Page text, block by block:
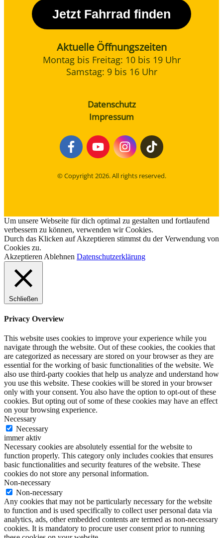
Jetzt Fahrrad finden
Aktuelle Öffnungszeiten
Montag bis Freitag: 10 bis 19 Uhr
Samstag: 9 bis 16 Uhr
Datenschutz
Impressum
© Copyright2026. All rights reserved.
Um unsere Webseite für dich optimal zu gestalten und fortlaufend
verbessern zu können, verwenden wir Cookies.
Durch das Klicken auf Akzeptieren stimmst du der Verwendung von
Cookies zu.
Akzeptieren Ablehnen Datenschutzerklärung
Schließen
Privacy Overview
This website uses cookies to improve your experience while you
navigate through the website. Out of these cookies, the cookies that
are categorized as necessary are stored on your browser as they are
essential for the working of basic functionalities of the website. We
also use third-party cookies that help us analyze and understand how
you use this website. These cookies will be stored in your browser
only with your consent. You also have the option to opt-out of these
cookies. But opting out of some of these cookies may have an effect
on your browsing experience.
Necessary
Necessary
immer aktiv
Necessary cookies are absolutely essential for the website to
function properly. This category only includes cookies that ensures
basic functionalities and security features of the website. These
cookies do not store any personal information.
Non-necessary
Non-necessary
Any cookies that may not be particularly necessary for the website
to function and is used specifically to collect user personal data via
analytics, ads, other embedded contents are termed as non-necessary
cookies. It is mandatory to procure user consent prior to running